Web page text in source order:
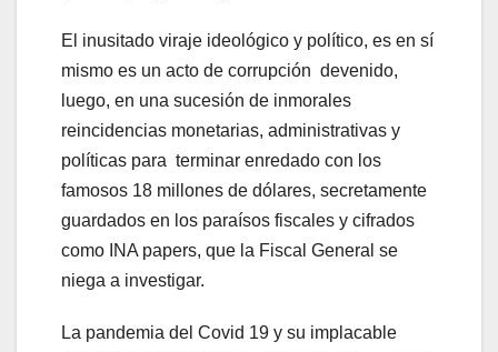
El inusitado viraje ideológico y político, es en sí
mismo es un acto de corrupción devenido,
luego, en una sucesión de inmorales
reincidencias monetarias, administrativas y
políticas para terminar enredado con los
famosos 18 millones de dólares, secretamente
guardados en los paraísos fiscales y cifrados
como INA papers, que la Fiscal General se
niega a investigar.
La pandemia del Covid 19 y su implacable